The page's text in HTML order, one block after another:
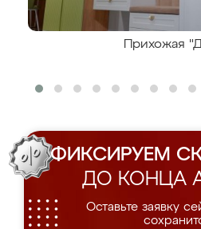
Прихожая
ФИКСИРУЕМ
ДО КОНЦА
Оставьте заявку